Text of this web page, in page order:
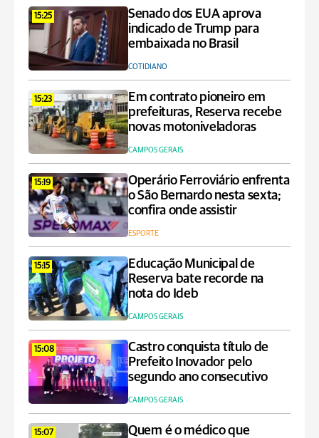
15:25
Senado dos EUA aprova
indicado de Trump para
embaixada no Brasil
COTIDIANO
15:23
Em contrato pioneiro em
prefeituras, Reserva recebe
novas motoniveladoras
CAMPOS GERAIS
15:19
Operário Ferroviário enfrenta
o São Bernardo nesta sexta;
confira onde assistir
ESPORTE
15:15
Educação Municipal de
Reserva bate recorde na
nota do Ideb
CAMPOS GERAIS
15:08
Castro conquista título de
Prefeito Inovador pelo
segundo ano consecutivo
CAMPOS GERAIS
15:07
Quem é o médico que